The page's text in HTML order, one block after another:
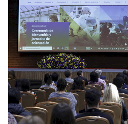
Vecinos
Medios Biblioteca launch
Donaciones